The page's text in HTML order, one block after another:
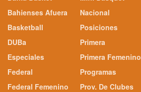
Bahienses Afuera
Basketball
DUBa
Especiales
Federal
Federal Femenino
Nacional
Posiciones
Primera
Primera Femenino
Programas
Prov. De Clubes